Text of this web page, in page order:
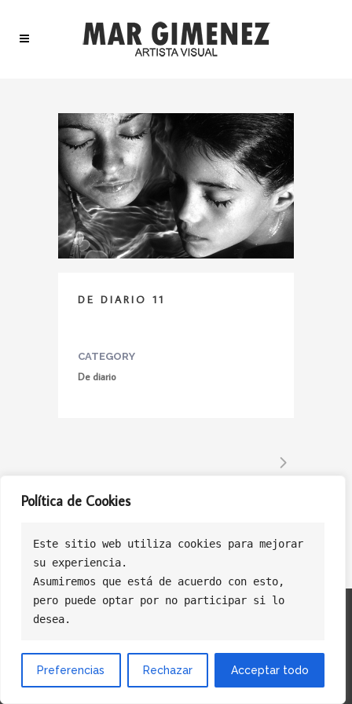
Política de Cookies
Este sitio web utiliza cookies para mejorar
su experiencia.
Asumiremos que está de acuerdo con esto,
pero puede optar por no participar si lo
desea.
Preferencias Rechazar Acceptar todo
DE DIARIO 11
CATEGORY
De diario
Politica de Privacidad Politica de Cookies
© Copyright Licasoft Software